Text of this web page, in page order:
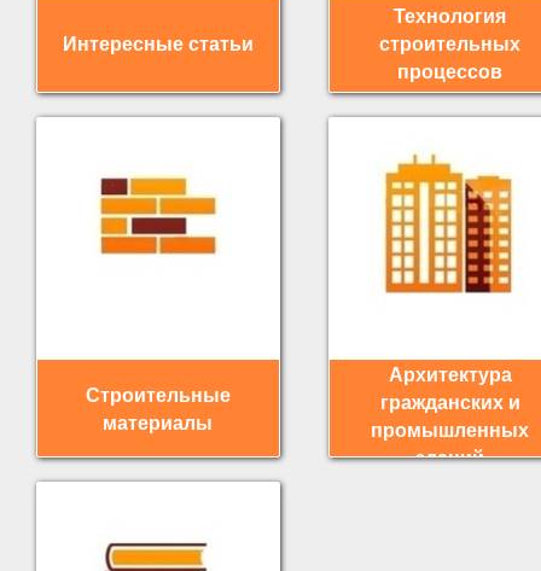
Интересные статьи
Технология
строительных
процессов
Строительные
материалы
Архитектура
гражданских и
промышленных
зданий